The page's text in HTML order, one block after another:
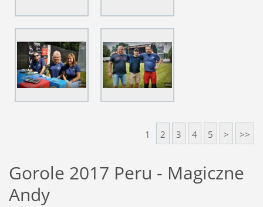
1 2 3 4 5 > >>
Gorole 2017 Peru - Magiczne
Andy